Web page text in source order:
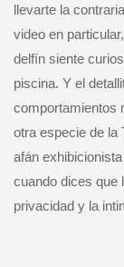
llevarte la
video en
delfín siente
piscina. Y el
comportamientos
otra especie de la
afán
cuando dices que
privacidad y la